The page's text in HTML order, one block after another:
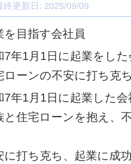
終更新日: 2025/09/09
を目指す会社員
7年1月1日に起業をし
ローンの不安に打ち克
7年1月1日に起業した
と住宅ローンを抱え、
に打ち克ち、起業に成